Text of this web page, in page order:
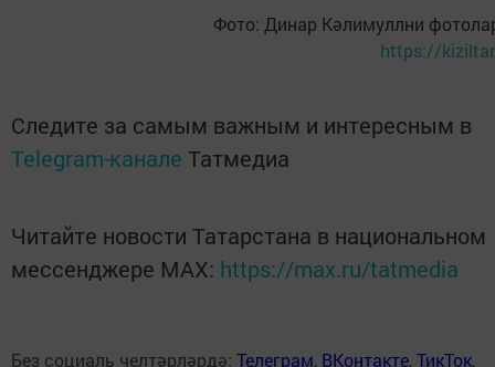
Фото: Динар Кәлимуллни
https://
Следите за самым важным и интересным в
Telegram-канале Татмедиа
Читайте новости Татарстана в национальном
мессенджере MАХ: https://max.ru/tatmedia
Без социаль челтәрләрдә: Телеграм, ВКонтакте,ТикТок,